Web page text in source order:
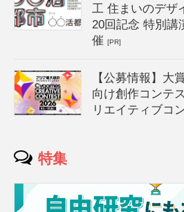
工 住まいのデザ
20回記念 特別講
催[PR]
【公募情報】大
向け創作コンテ
リエイティブコ
特集